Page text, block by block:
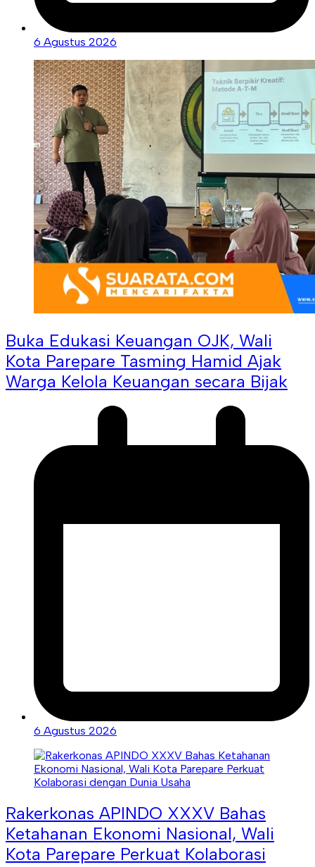
6 Agustus 2026
Buka Edukasi Keuangan OJK, Wali
Kota Parepare Tasming Hamid Ajak
Warga Kelola Keuangan secara Bijak
6 Agustus 2026
Rakerkonas APINDO XXXV Bahas
Ketahanan Ekonomi Nasional, Wali
Kota Parepare Perkuat Kolaborasi